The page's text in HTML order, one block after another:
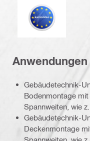
Eurocode
Anwendungen
Gebäudetechnik-
Bodenmontage
Spannweiten, wie
Gebäudetechnik-
Deckenmontage